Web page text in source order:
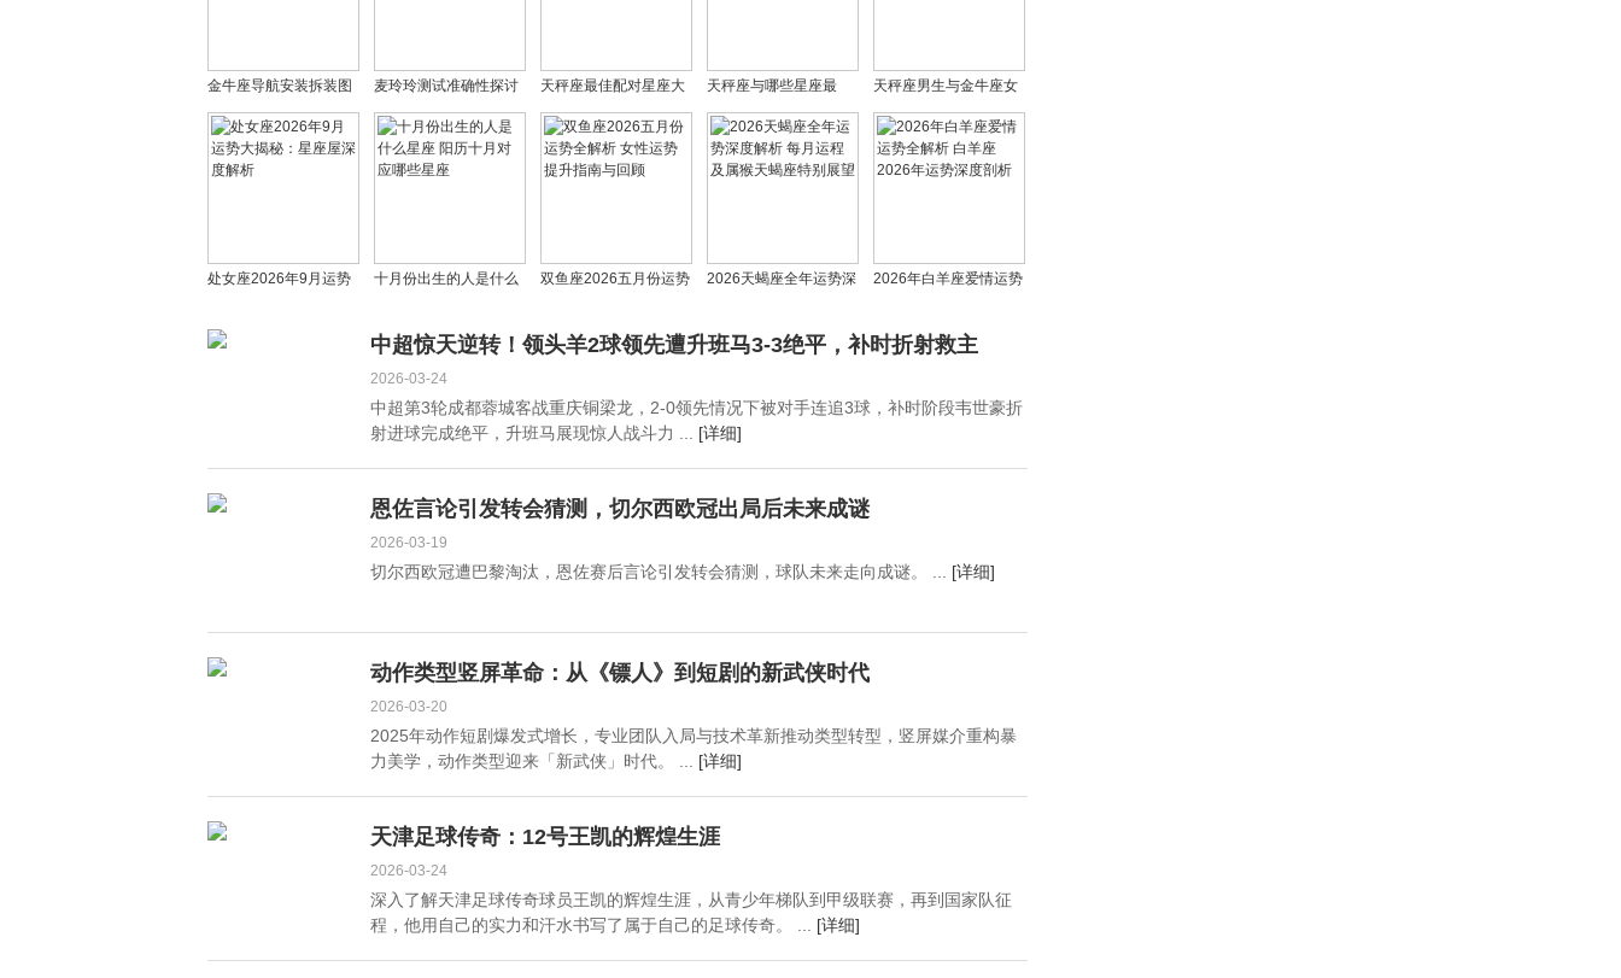
金牛座导航安装拆装图
(汽车安全带插座拆装)
麦玲玲测试准确性探讨
麦玲玲与宋韶光谁更准
天秤座最佳配对星座大
揭秘，与哪些星座最契
合？
天秤座与哪些星座最
配？深度解析天秤座的
理想伴侣
天秤座男生与金牛座女
生相配吗？深度解析与
配对建议
处女座2026年9月运势
析
十月份出生的人是什么
星座
双鱼座2026五月份运势
南与回顾
2026天蝎座全年运势深
天蝎座特别展望
2026年白羊座爱情运势
势深度剖析
中超惊天逆转！领头羊2球领先遭升班马3-3绝平，补时折射救主
2026-03-24
中超第3轮成都蓉城客战重庆铜梁龙，2-0领先情况下被对手连追3球，补时阶段韦世豪折
射进球完成绝平，升班马展现惊人战斗力 ... [详细]
恩佐言论引发转会猜测，切尔西欧冠出局后未来成谜
2026-03-19
切尔西欧冠遭巴黎淘汰，恩佐赛后言论引发转会猜测，球队未来走向成谜。 ... [详细]
动作类型竖屏革命：从《镖人》到短剧的新武侠时代
2026-03-20
2025年动作短剧爆发式增长，专业团队入局与技术革新推动类型转型，竖屏媒介重构暴
力美学，动作类型迎来「新武侠」时代。 ... [详细]
天津足球传奇：12号王凯的辉煌生涯
2026-03-24
深入了解天津足球传奇球员王凯的辉煌生涯，从青少年梯队到甲级联赛，再到国家队征
程，他用自己的实力和汗水书写了属于自己的足球传奇。 ... [详细]